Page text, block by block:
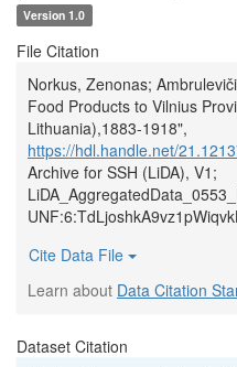
Version 1.0
File Citation
Norkus, Zenonas;
Food Products to Vilnius
Lithuania),1883-1918",
https://hdl.handle.net/
Archive for SSH (LiDA), V1;
Cite Data File
Learn about Data Citation
Dataset Citation